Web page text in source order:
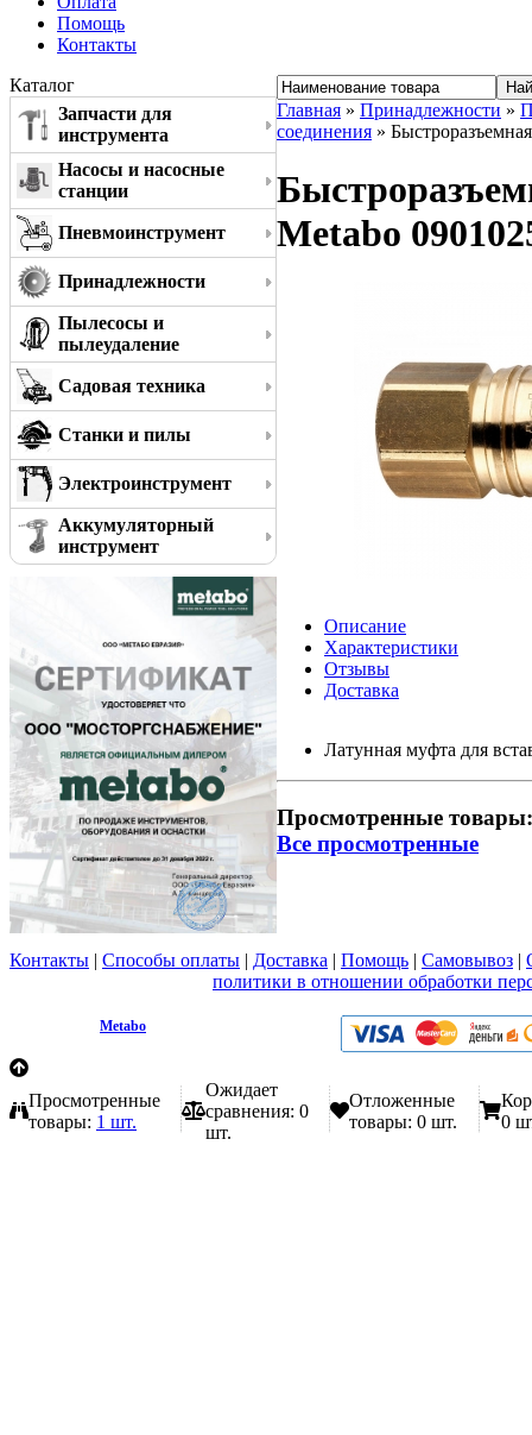
Помощь
Контакты
Каталог
Запчасти для
инструмента
Насосы и насосные
станции
Пневмоинструмент
Принадлежности
Пылесосы и
пылеудаление
Садовая техника
Станки и пилы
Электроинструмент
Аккумуляторный
инструмент
Главная » Принадлежности »
соединения »
Metabo
Описание
Характеристики
Отзывы
Доставка
Латунная муфта для
Просмотренные товары:
Все просмотренные
Контакты | Способы оплаты | Доставка | Помощь | Самовывоз |
политики в отношении обработки
Metabo
Просмотренные
товары: 1 шт.
Ожидает
сравнения: 0
шт.
Отложенные
товары: 0 шт.
0